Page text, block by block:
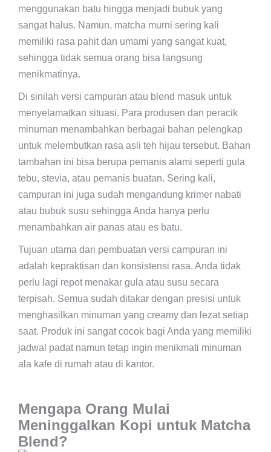
menggunakan batu hingga menjadi bubuk yang
sangat halus. Namun, matcha murni sering kali
memiliki rasa pahit dan umami yang sangat kuat,
sehingga tidak semua orang bisa langsung
menikmatinya.
Di sinilah versi campuran atau blend masuk untuk
menyelamatkan situasi. Para produsen dan peracik
minuman menambahkan berbagai bahan pelengkap
untuk melembutkan rasa asli teh hijau tersebut. Bahan
tambahan ini bisa berupa pemanis alami seperti gula
tebu, stevia, atau pemanis buatan. Sering kali,
campuran ini juga sudah mengandung krimer nabati
atau bubuk susu sehingga Anda hanya perlu
menambahkan air panas atau es batu.
Tujuan utama dari pembuatan versi campuran ini
adalah kepraktisan dan konsistensi rasa. Anda tidak
perlu lagi repot menakar gula atau susu secara
terpisah. Semua sudah ditakar dengan presisi untuk
menghasilkan minuman yang creamy dan lezat setiap
saat. Produk ini sangat cocok bagi Anda yang memiliki
jadwal padat namun tetap ingin menikmati minuman
ala kafe di rumah atau di kantor.
Mengapa Orang Mulai
Meninggalkan Kopi untuk Matcha
Blend?